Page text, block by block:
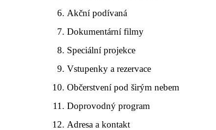
Akční podívaná
Dokumentární filmy
Speciální projekce
Vstupenky a rezervace
Občerstvení pod širým nebem
Doprovodný program
Adresa a kontakt